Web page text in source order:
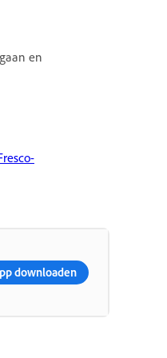
en
downloaden